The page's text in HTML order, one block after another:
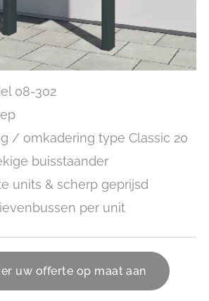
08-302
/ omkadering type Classic 20
buisstaander
units & scherp geprijsd
per unit
uw offerte op maat aan